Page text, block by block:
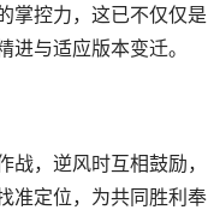
掌控力，这已不仅仅是
与适应版本变迁。
，逆风时互相鼓励，
准定位，为共同胜利奉